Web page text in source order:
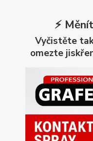
⚡
Vyčistěte
omezte